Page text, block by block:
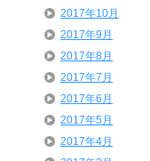
2017年10月
2017年9月
2017年8月
2017年7月
2017年6月
2017年5月
2017年4月